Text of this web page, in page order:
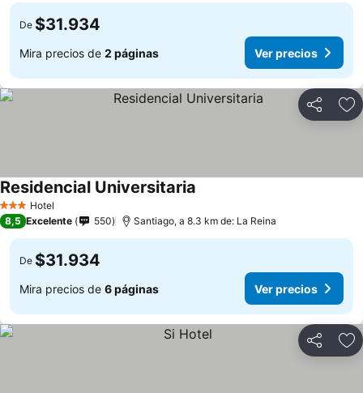
De $31.934
Mira precios de 2 páginas Ver precios
Compartir
3 Estrellas
Hotel
Residencial Universitaria
8,5 Excelente 550 Santiago, a 8.3 km de: La Reina
De $31.934
Mira precios de 6 páginas Ver precios
Compartir